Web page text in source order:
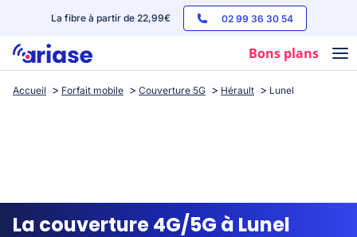
La fibre à partir de 22,99€ 02 99 36 30 54
Bons plans
Box internet
Streaming
Accueil Forfait mobile Couverture 5G Hérault Lunel
La couverture 4G/5G à Lunel